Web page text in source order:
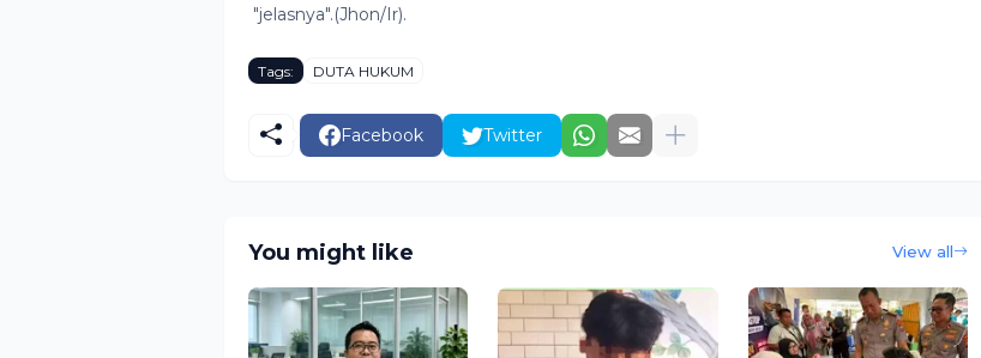
"jelasnya".(Jhon/Ir).
Tags: DUTA HUKUM
Facebook Twitter
You might like View all